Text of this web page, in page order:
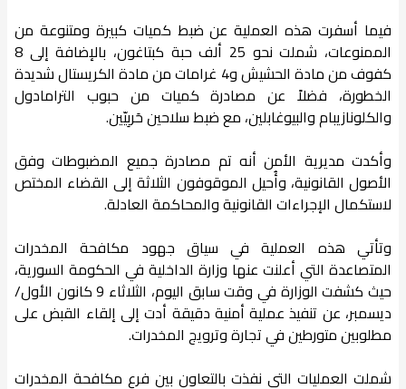
فيما أسفرت هذه العملية عن ضبط كميات كبيرة ومتنوعة من
الممنوعات، شملت نحو 25 ألف حبة كبتاغون، بالإضافة إلى 8
كفوف من مادة الحشيش و4 غرامات من مادة الكريستال شديدة
الخطورة، فضلاً عن مصادرة كميات من حبوب الترامادول
والكلونازيبام والبيوغابلين، مع ضبط سلاحين حَربِيّين.
وأكدت مديرية الأمن أنه تم مصادرة جميع المضبوطات وفق
الأصول القانونية، وأُحيل الموقوفون الثلاثة إلى القضاء المختص
لاستكمال الإجراءات القانونية والمحاكمة العادلة.
​وتأتي هذه العملية في سياق جهود مكافحة المخدرات
المتصاعدة التي أعلنت عنها وزارة الداخلية في الحكومة السورية،
حيث كشفت الوزارة في وقت سابق اليوم، الثلاثاء 9 كانون الأول/
ديسمبر، عن تنفيذ عملية أمنية دقيقة أدت إلى إلقاء القبض على
مطلوبين متورطين في تجارة وترويج المخدرات.
شملت العمليات التي نفذت بالتعاون بين فرع مكافحة المخدرات